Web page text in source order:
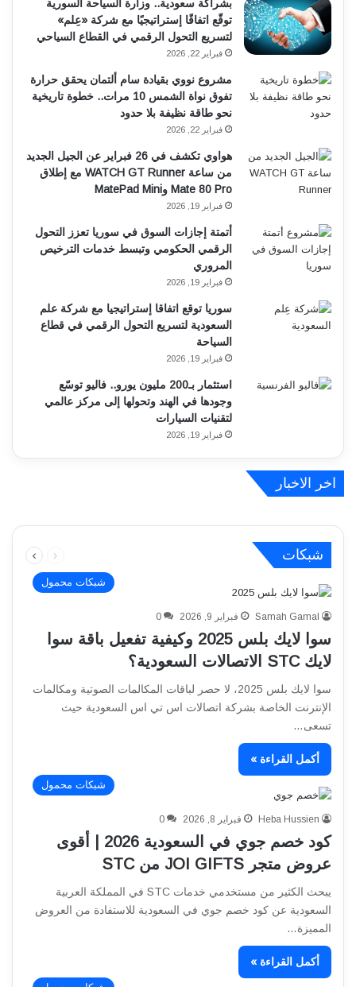
بشراكة سعودية.. وزارة السياحة السورية
توقّع اتفاقًا إستراتيجيًا مع شركة «عِلم»
لتسريع التحول الرقمي في القطاع السياحي
فبراير 22, 2026
مشروع نووي بقيادة سام ألتمان يحقق حرارة
تفوق نواة الشمس 10 مرات.. خطوة تاريخية
نحو طاقة نظيفة بلا حدود
فبراير 22, 2026
هواوي تكشف في 26 فبراير عن الجيل الجديد
من ساعة WATCH GT Runner مع إطلاق
Mate 80 Pro وMatePad Mini
فبراير 19, 2026
أتمتة إجازات السوق في سوريا تعزز التحول
الرقمي الحكومي وتبسط خدمات الترخيص
المروري
فبراير 19, 2026
سوريا توقع اتفاقا إستراتيجيا مع شركة علم
السعودية لتسريع التحول الرقمي في قطاع
السياحة
فبراير 19, 2026
استثمار بـ200 مليون يورو.. فاليو توسّع
وجودها في الهند وتحولها إلى مركز عالمي
لتقنيات السيارات
فبراير 19, 2026
اخر الاخبار
شبكات
الصفحة
شبكات محمول
Samah Gamal فبراير 9, 2026 0
سوا لايك بلس 2025 وكيفية تفعيل باقة سوا
لايك STC الاتصالات السعودية؟
سوا لايك بلس 2025، لا حصر لباقات المكالمات الصوتية ومكالمات
الإنترنت الخاصة بشركة اتصالات اس تي اس السعودية حيث
تسعى…
أكمل القراءة »
شبكات محمول
Heba Hussien فبراير 8, 2026 0
كود خصم جوي في السعودية 2026 | أقوى
عروض متجر JOI GIFTS من STC
يبحث الكثير من مستخدمي خدمات STC في المملكة العربية
السعودية عن كود خصم جوي في السعودية للاستفادة من العروض
المميزة…
أكمل القراءة »